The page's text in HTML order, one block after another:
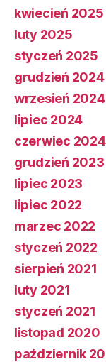
kwiecień 2025
luty 2025
styczeń 2025
grudzień 2024
wrzesień 2024
lipiec 2024
czerwiec 2024
grudzień 2023
lipiec 2023
lipiec 2022
marzec 2022
styczeń 2022
sierpień 2021
luty 2021
styczeń 2021
listopad 2020
październik